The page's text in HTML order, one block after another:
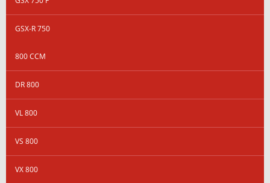
GSX-R 750
800 CCM
DR 800
VL 800
VS 800
VX 800